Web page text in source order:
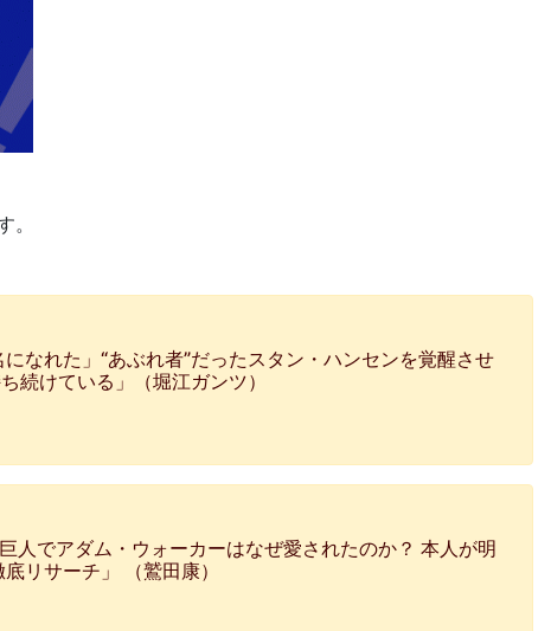
なれた」“あぶれ者”だったスタン・ハンセンを覚醒させ
続けている」（堀江ガンツ）
人でアダム・ウォーカーはなぜ愛されたのか？ 本人が明
リサーチ」 （鷲田康）